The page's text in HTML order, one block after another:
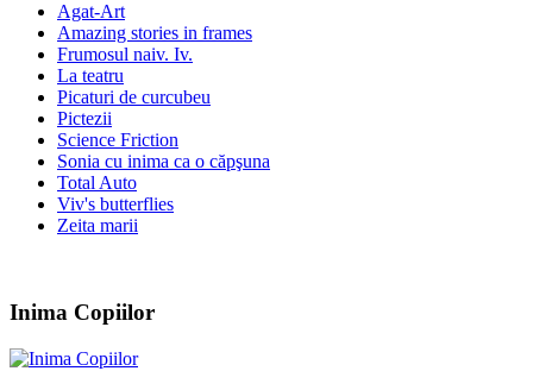
Agat-Art
Amazing stories in frames
Frumosul naiv. Iv.
La teatru
Picaturi de curcubeu
Pictezii
Science Friction
Sonia cu inima ca o căpşuna
Total Auto
Viv's butterflies
Zeita marii
Inima Copiilor